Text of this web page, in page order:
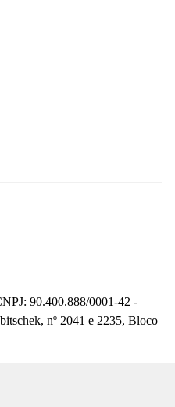
90.400.888/0001-42 -
nº 2041 e 2235, Bloco